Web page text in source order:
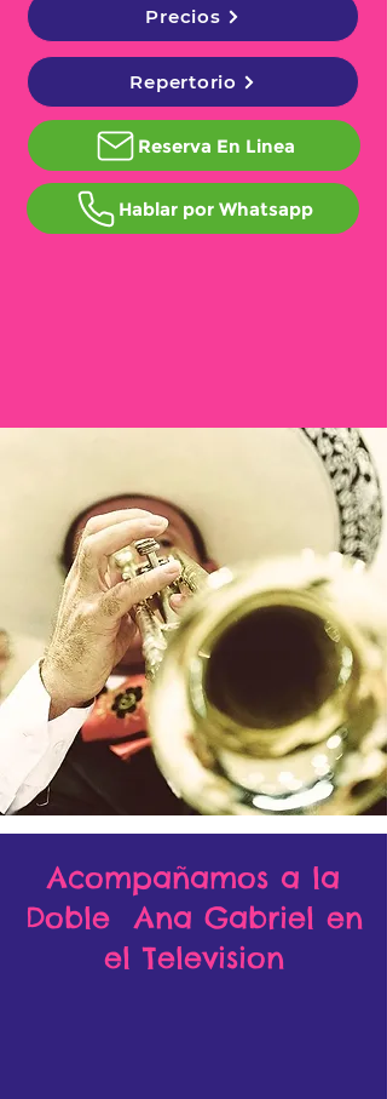
Precios
Repertorio
Reserva En Linea
Hablar por Whatsapp
Acompañamos a la
Doble Ana Gabriel en
el Television